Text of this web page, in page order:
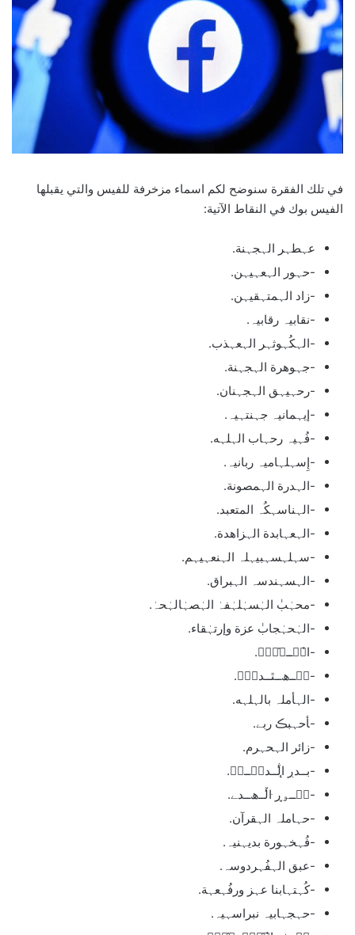
في تلك الفقرة سنوضح لكم اسماء مزخرفة للفيس والتي يقبلها
الفيس بوك في النقاط الآتية:
عہطہر الہجہنة.
-حہور الہعہيہن.
-زاد الہمتہقيہن.
-نقابيہ رقابيہ.
-الہكُہوثہر الہعہذب.
-جہوهرة الہجہنة.
-رحہيہق الہجہنان.
-إيہمانيہ جہنتہيہ.
-فُہيہ رحہاب الہلہه.
-إِسہلہاميہ ربانيہ.
-الہدرة الہمصونة.
-الہناسہكُہ المتعبد.
-الہعہابدة الہزاهدة.
-سہلہسہبيہلہ الہنعہيہم.
-الہسہندسہ الہبراق.
-محہٰبٰ الہٰسہٰلہٰفہٰ الہٰصہٰالہٰحہٰ.
-الہٰحہٰجابٰ عزة وإرتہٰقاء.
-ا̍ڛۣــﻼ̍ۙمۘ.
-مۘــﮪــٿــدۑْۧ.
-الہأملہ بالہلہه.
-ﺄحہبڪ ربے.
-زائر الہحہرم.
-بــدڔ ̨ا̍ڷــدٻۧــنۨ.
-نۨــﯡڕ ּا̍ڵــﮪــدﮯ.
-حہاملہ الہقرآن.
-فُہخہورة بديہنيہ.
-عبق الہفُہردوسہ.
-كُہتہابنا عہز ورفُہعہة.
-حہجہابيہ نبراسہيہ.